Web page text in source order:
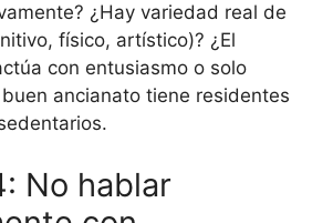
¿Hay variedad real de
físico, artístico)? ¿El
con entusiasmo o solo
ancianato tiene residentes
No hablar